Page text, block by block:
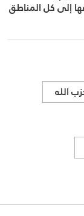
إلى كل المناطق
الله